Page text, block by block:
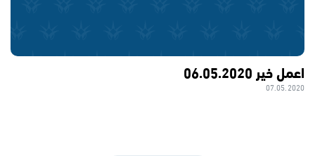
اعمل خير 06.05.2020
07.05.2020